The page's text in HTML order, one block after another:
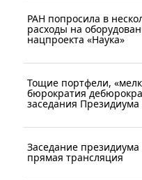
РАН попросила в
расходы на
нацпроекта «Наука»
Тощие портфели,
бюрократия
заседания Президиума
Заседание
прямая трансляция